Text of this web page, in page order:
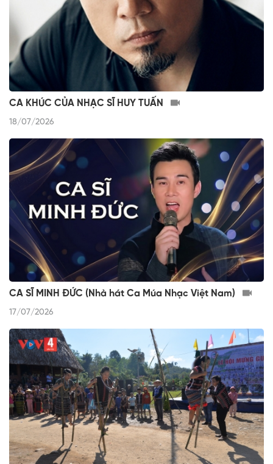
CA KHÚC CỦA NHẠC SĨ HUY TUẤN
18/07/2026
CA SĨ MINH ĐỨC (Nhà hát Ca Múa Nhạc Việt Nam)
17/07/2026